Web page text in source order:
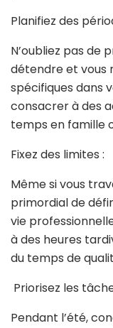
Planifiez des
N’oubliez pas de
détendre et vous
spécifiques dans
consacrer à des
temps en famille
Fixez des limites :
Même si vous
primordial de
vie
à des heures
du temps de
Priorisez les
Pendant l’été,